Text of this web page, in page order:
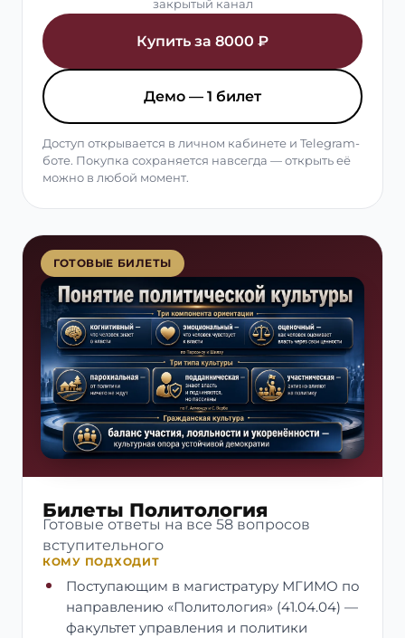
закрытый канал
Купить за 8000 ₽
Демо — 1 билет
Доступ открывается в личном кабинете и Telegram-
боте. Покупка сохраняется навсегда — открыть её
можно в любой момент.
ГОТОВЫЕ БИЛЕТЫ
Билеты Политология
Готовые ответы на все 58 вопросов
вступительного
КОМУ ПОДХОДИТ
Поступающим в магистратуру МГИМО по
направлению «Политология» (41.04.04) —
факультет управления и политики